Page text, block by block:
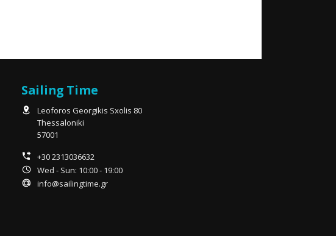
Sailing Time
Leoforos Georgikis Sxolis 80
Thessaloniki
57001
+30 2313036632
Wed - Sun: 10:00 - 19:00
info@sailingtime.gr